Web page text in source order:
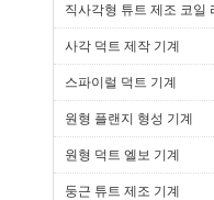
직사각형 튜트 제조 코일
사각 덕트 제작 기계
스파이럴 덕트 기계
원형 플랜지 형성 기계
원형 덕트 엘보 기계
둥근 튜트 제조 기계